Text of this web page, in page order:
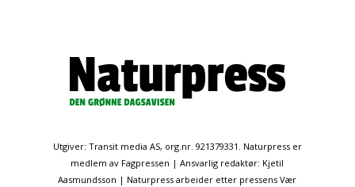
Utgiver: Transit media AS, org.nr. 921379331. Naturpress er
medlem av Fagpressen | Ansvarlig redaktør: Kjetil
Aasmundsson | Naturpress arbeider etter pressens Vær